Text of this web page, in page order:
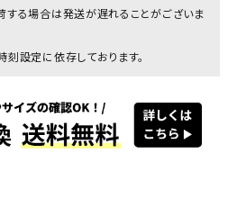
る場合は発送が遅れることがございま
設定に依存しております。